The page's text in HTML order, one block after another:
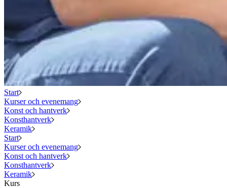
Start
Kurser och evenemang
Konst och hantverk
Konsthantverk
Keramik
Start
Kurser och evenemang
Konst och hantverk
Konsthantverk
Keramik
Kurs